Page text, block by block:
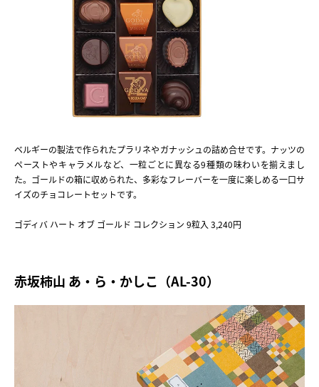
ベルギーの製法で作られたプラリネやガナッシュの詰め合せです。ナッツの
ペーストやキャラメルなど、一粒ごとに異なる9種類の味わいを揃えまし
た。ゴールドの箱に収められた、多彩なフレーバーを一度に楽しめる一口サ
イズのチョコレートセットです。
ゴディバ ハート オブ ゴールド コレクション 9粒入 3,240円
赤坂柿山 あ・ら・かしこ（AL-30）